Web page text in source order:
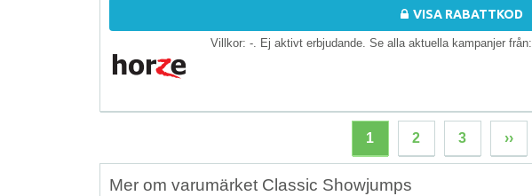
VISA RABATTKOD
Villkor: -. Ej aktivt erbjudande. Se alla aktuella kampanjer från:
1 2 3 ››
Mer om varumärket Classic Showjumps